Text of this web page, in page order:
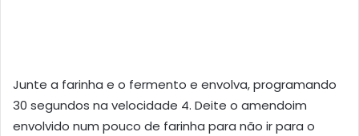
Junte a farinha e o fermento e envolva, programando
30 segundos na velocidade 4. Deite o amendoim
envolvido num pouco de farinha para não ir para o